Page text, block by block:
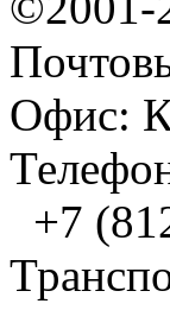
Офис:
+7